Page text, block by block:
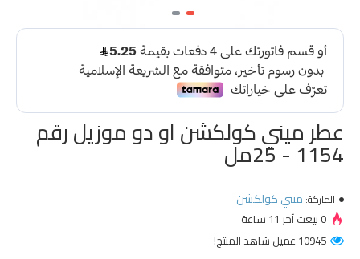
عطر ميني كولكشن او دو موزيل رقم
1154 - 25مل
الماركة:ميني كولكشن
0 بيعت آخر 11 ساعة
10945 عميل شاهد المنتج!